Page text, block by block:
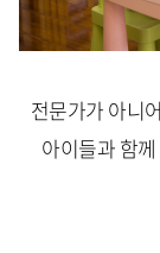
전문가가 아니
아이들과 함